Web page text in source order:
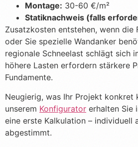
Montage: 30-60 €/m²
Statiknachweis (falls
Zusatzkosten entstehen, wenn die
oder Sie spezielle Wandanker
regionale Schneelast schlägt sich
höhere Lasten erfordern stärkere
Fundamente.
Neugierig, was Ihr Projekt konkret
unserem Konfigurator erhalten Sie
eine erste Kalkulation – individuell
abgestimmt.